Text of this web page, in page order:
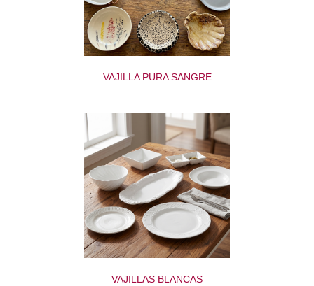
VAJILLA PURA SANGRE
VAJILLAS BLANCAS